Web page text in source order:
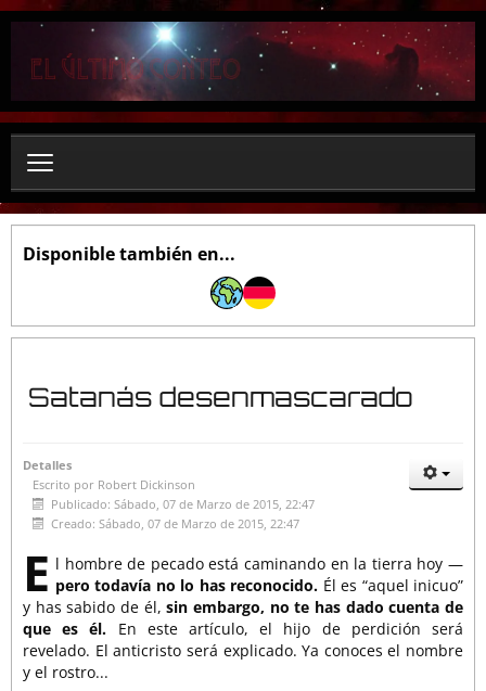
a
Disponible también en...
Satanás desenmascarado
Detalles
Escrito por Robert Dickinson
Publicado: Sábado, 07 de Marzo de 2015, 22:47
Creado: Sábado, 07 de Marzo de 2015, 22:47
E l hombre de pecado está caminando en la tierra hoy —
pero todavía no lo has reconocido. Él es “aquel inicuo”
y has sabido de él,sin embargo, no te has dado cuenta de
que es él. En este artículo, el hijo de perdición será
revelado. El anticristo será explicado. Ya conoces el nombre
y el rostro...